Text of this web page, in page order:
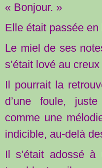
« Bonjour. »
Elle était passée en
Le miel de ses
s’était lové au
Il pourrait la
d’une foule,
comme une
indicible, au-delà
Il s’était adossé